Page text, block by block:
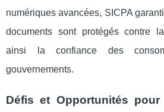
numériques avancées, SICPA
documents sont protégés contre
ainsi la confiance des
gouvernements.
Défis et Opportunités